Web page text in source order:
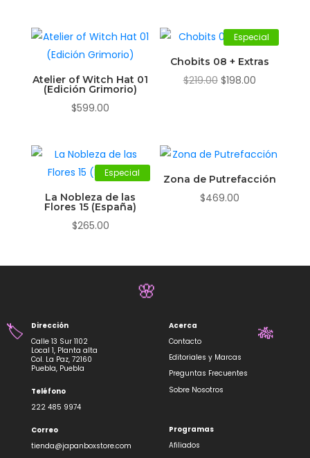
Atelier of Witch Hat 01
(Edición Grimorio)
$599.00
Especial
Chobits 08 + Extras
$219.00 El
$219.00.
$198.00El
$198.00.
Especial
La Nobleza de las
Flores 15 (España)
$265.00
Zona de Putrefacción
$469.00
Dirección
Calle 13 Sur 1102
Local 1, Planta alta
Col. La Paz, 72160
Puebla, Puebla
Teléfono
222 485 9974
Correo
tienda@japanboxstore.com
Acerca
Contacto
Editoriales y Marcas
Preguntas Frecuentes
Sobre Nosotros
Programas
Afiliados